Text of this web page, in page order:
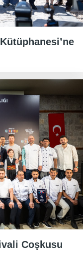
Coşkusu